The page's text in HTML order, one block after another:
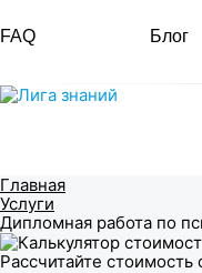
FAQ Блог
Главная
Услуги
Дипломная работа по
Рассчитайте стоимость